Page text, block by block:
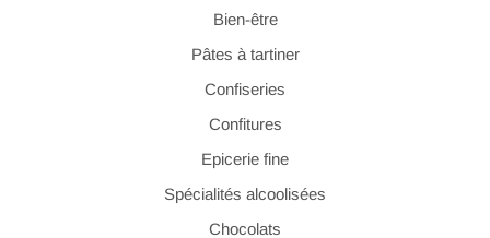
Bien-être
Pâtes à tartiner
Confiseries
Confitures
Epicerie fine
Spécialités alcoolisées
Chocolats